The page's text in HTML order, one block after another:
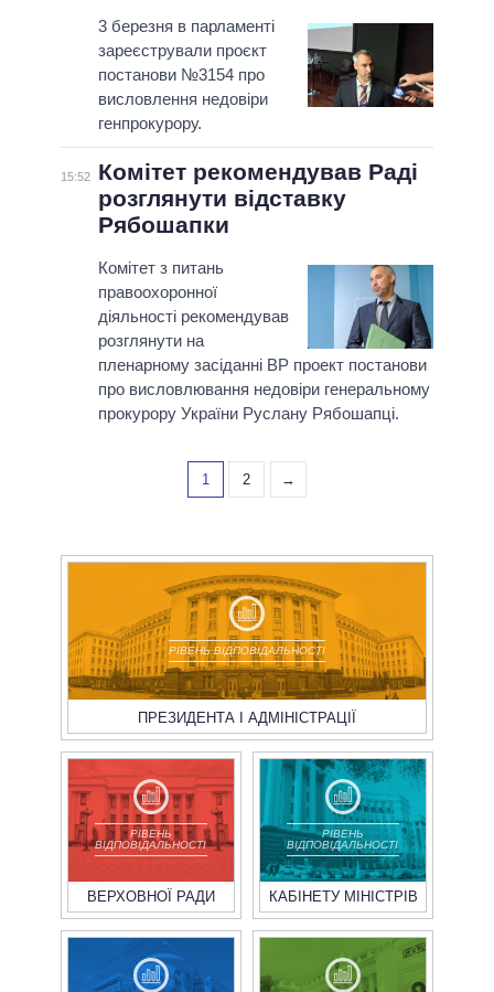
3 березня в парламенті
зареєстрували проєкт
постанови №3154 про
висловлення недовіри
генпрокурору.
15:52
Комітет рекомендував Раді
розглянути відставку
Рябошапки
Комітет з питань
правоохоронної
діяльності рекомендував
розглянути на
пленарному засіданні ВР проект постанови
про висловлювання недовіри генеральному
прокурору України Руслану Рябошапці.
1 2 →
РІВЕНЬ ВІДПОВІДАЛЬНОСТІ
ПРЕЗИДЕНТА І АДМІНІСТРАЦІЇ
РІВЕНЬ
ВІДПОВІДАЛЬНОСТІ
ВЕРХОВНОЇ РАДИ
РІВЕНЬ
ВІДПОВІДАЛЬНОСТІ
КАБІНЕТУ МІНІСТРІВ